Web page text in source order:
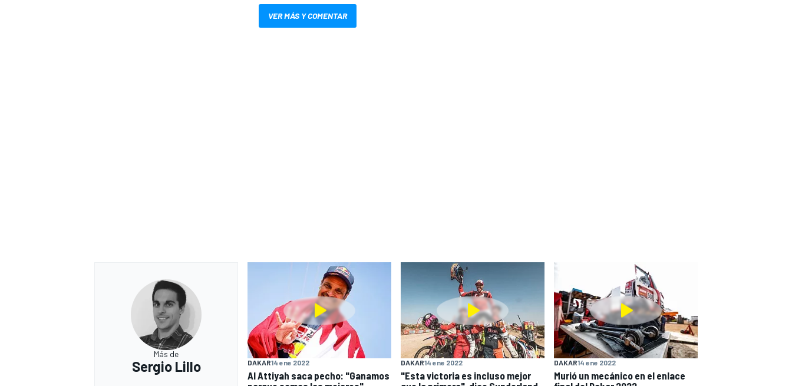
VER MÁS Y COMENTAR
Más de
Sergio Lillo DAKAR14 ene 2022
Al Attiyah saca pecho: "Ganamos
DAKAR14 ene 2022
"Esta victoria es incluso mejor
DAKAR14 ene 2022
Murió un mecánico en el enlace